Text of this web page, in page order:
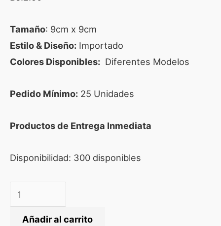
Tamaño: 9cm x 9cm
Estilo & Diseño: Importado
Colores Disponibles: Diferentes Modelos
Pedido Mínimo: 25 Unidades
Productos de Entrega Inmediata
Disponibilidad: 300 disponibles
Añadir al carrito